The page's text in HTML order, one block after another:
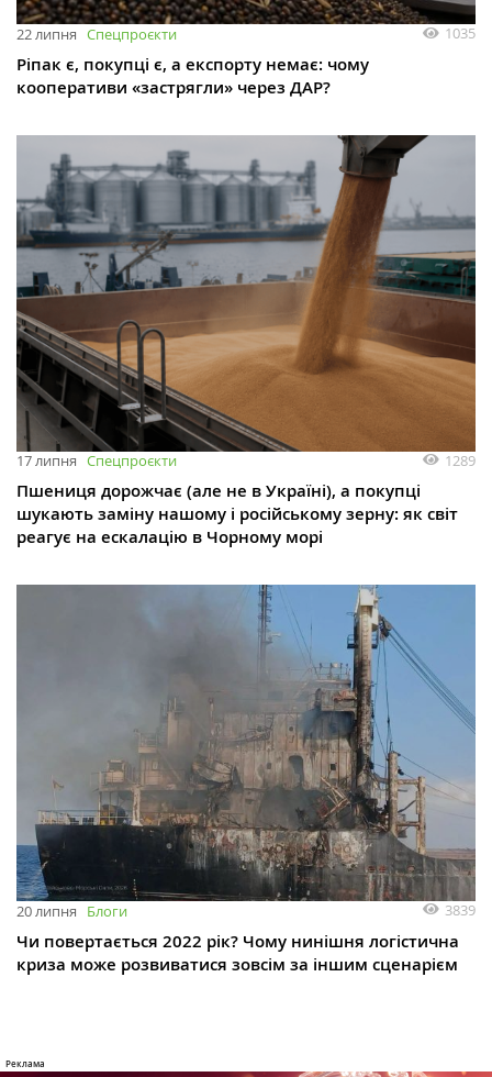
22 липня Спецпроєкти 1035
Ріпак є, покупці є, а експорту немає: чому
кооперативи «застрягли» через ДАР?
17 липня Спецпроєкти 1289
Пшениця дорожчає (але не в Україні), а покупці
шукають заміну нашому і російському зерну: як світ
реагує на ескалацію в Чорному морі
20 липня Блоги 3839
Чи повертається 2022 рік? Чому нинішня логістична
криза може розвиватися зовсім за іншим сценарієм